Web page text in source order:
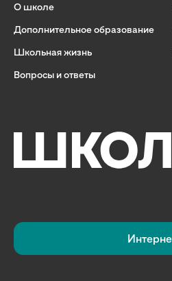
О школе
Дополнительное образование
Школьная жизнь
Вопросы и ответы